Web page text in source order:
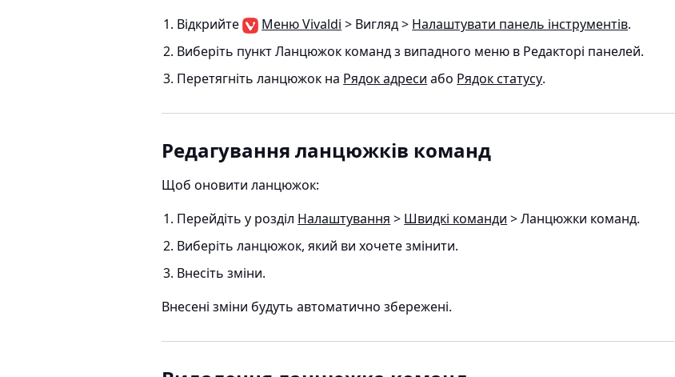
Відкрийте
Меню Vivaldi > Вигляд > Налаштувати панель інструментів.
Виберіть пункт Ланцюжок команд з випадного меню в Редакторі панелей.
Перетягніть ланцюжок на Рядок адреси або Рядок статусу.
Редагування ланцюжків команд
Щоб оновити ланцюжок:
Перейдіть у розділ Налаштування > Швидкі команди > Ланцюжки команд.
Виберіть ланцюжок, який ви хочете змінити.
Внесіть зміни.
Внесені зміни будуть автоматично збережені.